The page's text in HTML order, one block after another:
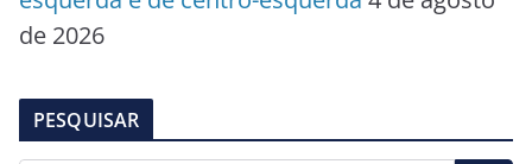
de 2026
PESQUISAR